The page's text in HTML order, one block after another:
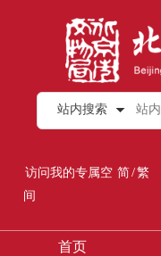
站内搜索
访问我的专属空
间
简/繁
首页